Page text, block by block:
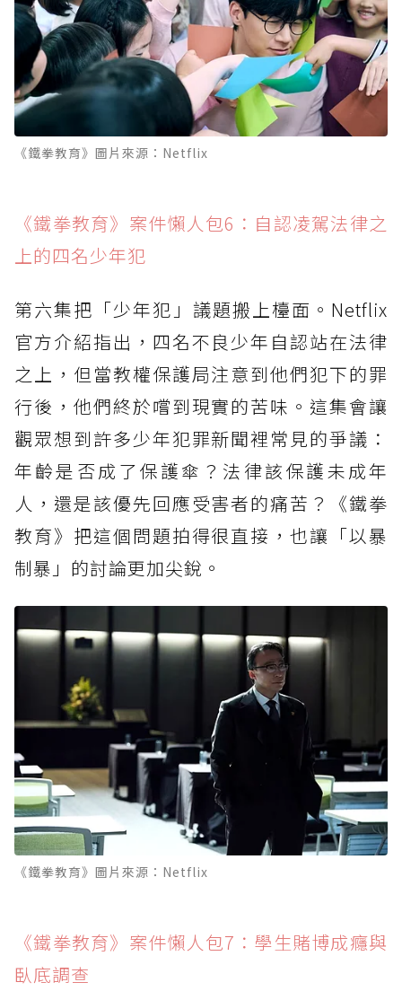
《鐵拳教育》圖片來源：Netflix
《鐵拳教育》案件懶人包6：自認凌駕法律之
上的四名少年犯
第六集把「少年犯」議題搬上檯面。Netflix
官方介紹指出，四名不良少年自認站在法律
之上，但當教權保護局注意到他們犯下的罪
行後，他們終於嚐到現實的苦味。這集會讓
觀眾想到許多少年犯罪新聞裡常見的爭議：
年齡是否成了保護傘？法律該保護未成年
人，還是該優先回應受害者的痛苦？《鐵拳
教育》把這個問題拍得很直接，也讓「以暴
制暴」的討論更加尖銳。
《鐵拳教育》圖片來源：Netflix
《鐵拳教育》案件懶人包7：學生賭博成癮與
臥底調查